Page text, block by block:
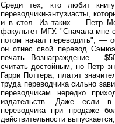
Среди тех, кто любит
переводчики-энтузиасты,
и в стол. Из таких — Петр
факультет МГУ. "Сначала мне
потом начал переводить", —
он отнес свой перевод
печать. Вознаграждение —
считать достойным, но Петр
Гарри Поттера, платят
труда переводчика сильно
переводчикам нередко
издательств. Даже если в
переводчика при продаже
действительности